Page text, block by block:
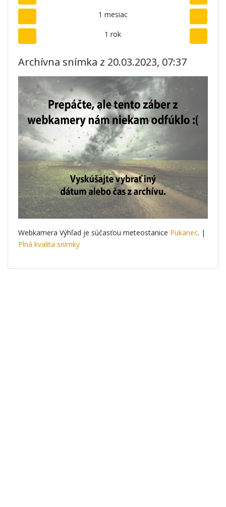
1 mesiac
1 rok
Archívna snímka z 20.03.2023, 07:37
Webkamera Výhľad je súčasťou meteostanice Pukanec. |
Plná kvalita snímky